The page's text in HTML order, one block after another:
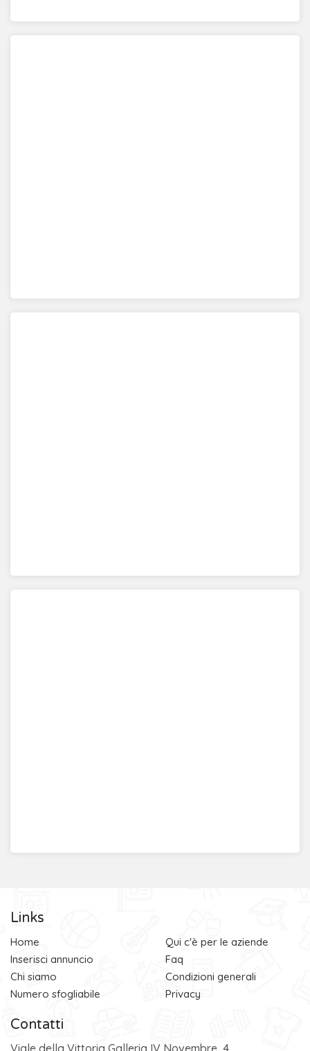
Links
Home
Inserisci annuncio
Chi siamo
Numero sfogliabile
Qui c'è per le aziende
Faq
Condizioni generali
Privacy
Contatti